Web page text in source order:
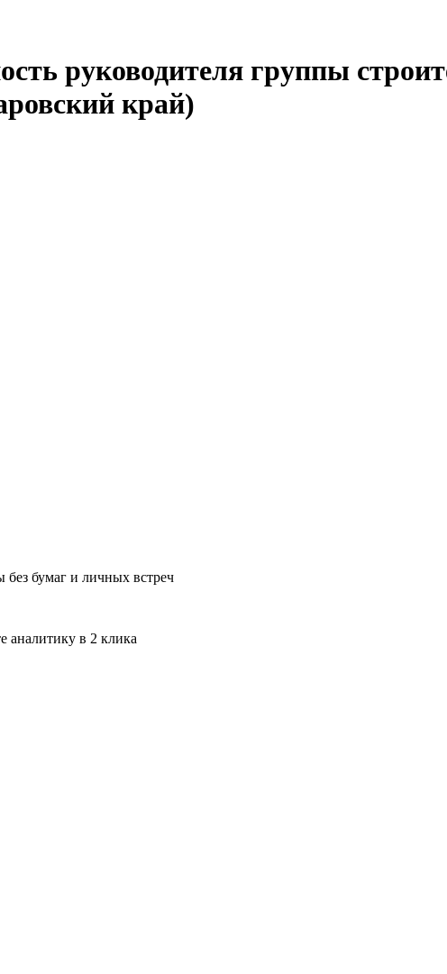
руководителя группы
край)
бумаг и личных встреч
аналитику в 2 клика